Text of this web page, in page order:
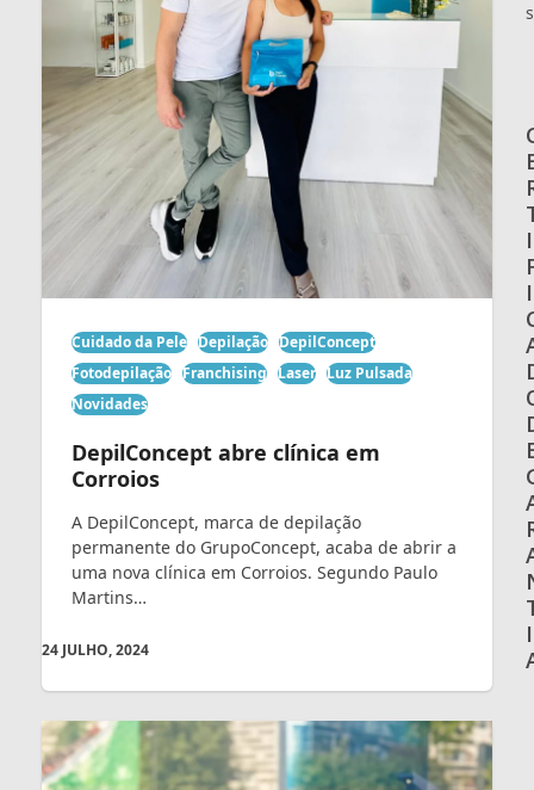
Cuidado da Pele Depilação DepilConcept
Fotodepilação Franchising Laser Luz Pulsada
Novidades
DepilConcept abre clínica em
Corroios
A DepilConcept, marca de depilação
permanente do GrupoConcept, acaba de abrir a
uma nova clínica em Corroios. Segundo Paulo
Martins…
24 JULHO, 2024
s
I
I
I